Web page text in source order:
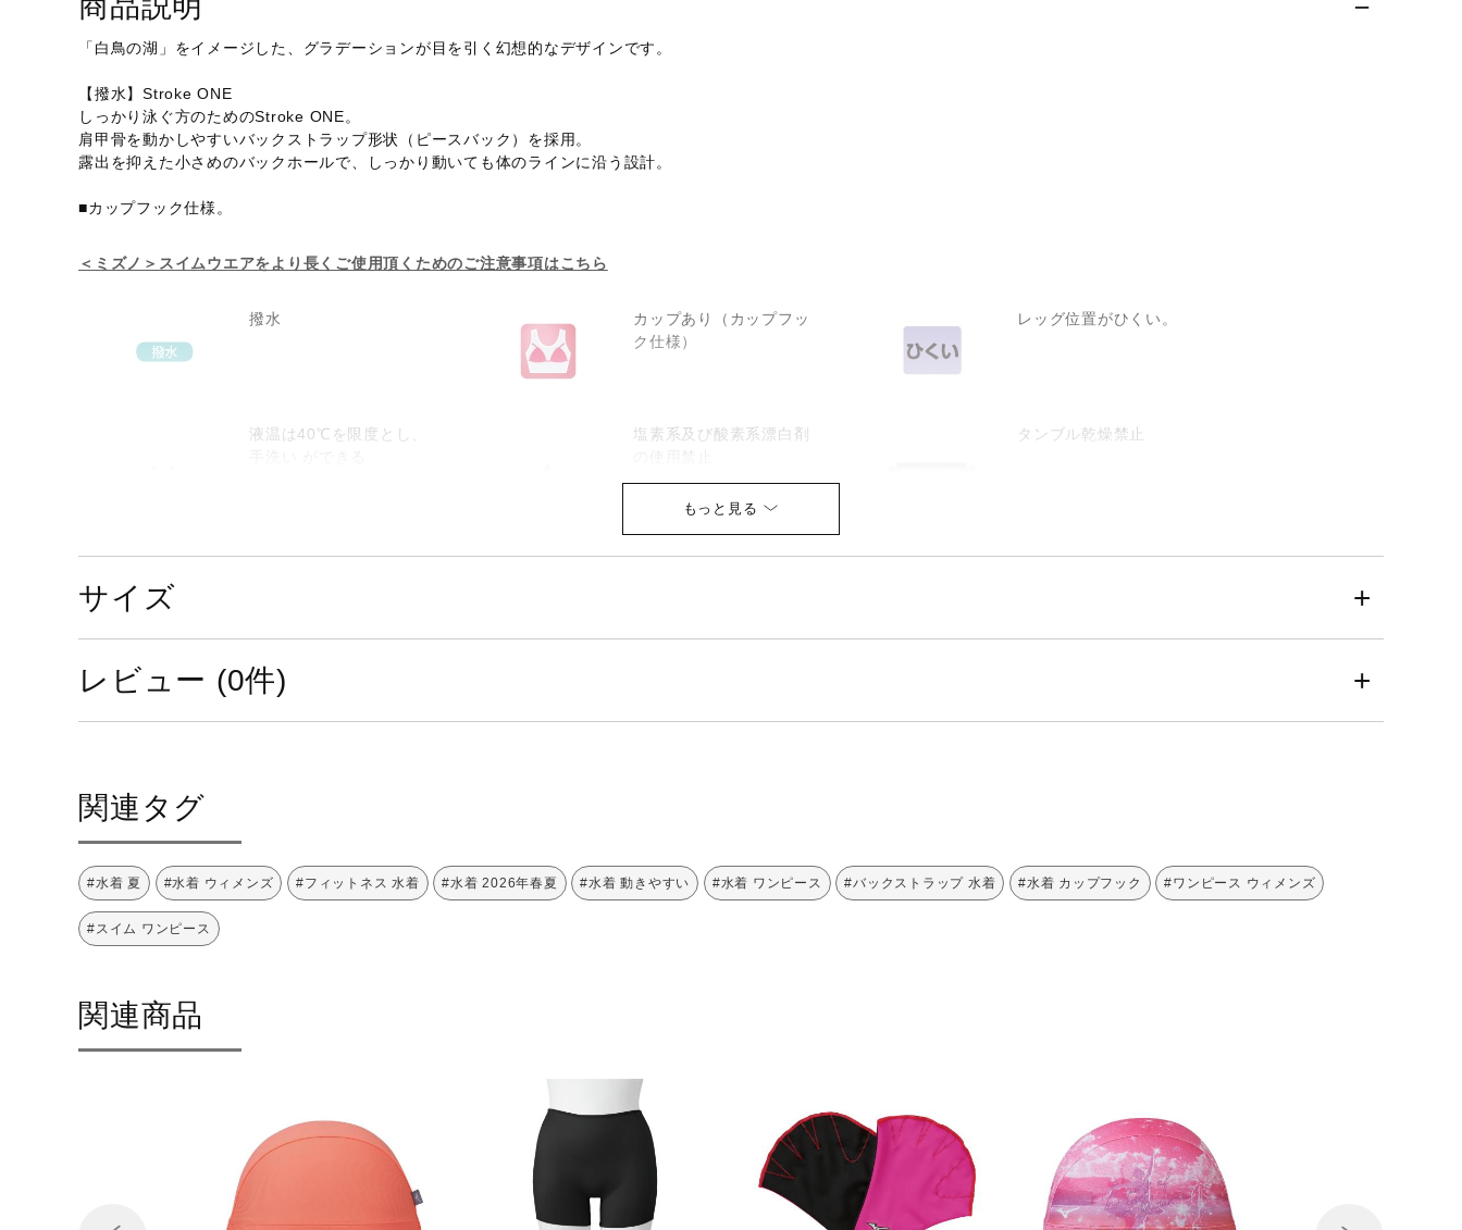
セール
「白鳥の湖」をイメージした、グラデーションが目を引く幻想的なデザインです。
【撥水】Stroke ONE
しっかり泳ぐ方のためのStroke ONE。
肩甲骨を動かしやすいバックストラップ形状（ピースバック）を採用。
露出を抑えた小さめのバックホールで、しっかり動いても体のラインに沿う設計。
■カップフック仕様。
＜ミズノ＞スイムウエアをより長くご使用頂くためのご注意事項はこちら
撥水
カップあり（カップフッ
ク仕様）
レッグ位置がひくい。
液温は40℃を限度とし、
塩素系及び酸素系漂白剤
タンブル乾燥禁止
ポリエステル84％、ポリウレタン16％
サイズ
レビュー (0件)
関連タグ
#水着 夏 #水着 ウィメンズ #フィットネス 水着 #水着 2026年春夏 #水着 動きやすい #水着 ワンピース #バックストラップ 水着 #水着 カップフック #ワンピース ウィメンズ
#スイム ワンピース
関連商品